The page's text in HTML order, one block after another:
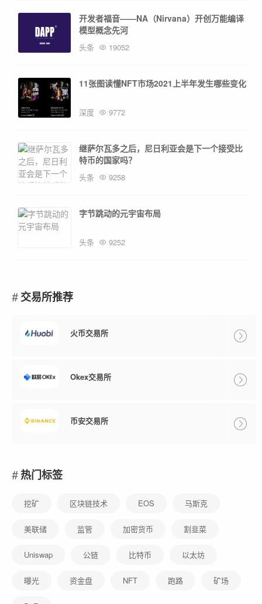
开发者福音——NA（Nirvana）开创万能编译
模型概念先河
头条 19052
11张图读懂NFT市场2021上半年发生哪些变化
深度 9772
继萨尔瓦多之后，尼日利亚会是下一个接受比
特币的国家吗？
头条 9258
字节跳动的元宇宙布局
头条 9252
交易所推荐
火币交易所
Okex交易所
币安交易所
热门标签
挖矿 区块链技术 EOS 马斯克
美联储 监管 加密货币 割韭菜
Uniswap 公链 比特币 以太坊
曝光 资金盘 NFT 跑路 矿场